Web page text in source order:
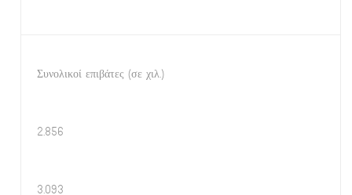
Συνολικοί επιβάτες (σε χιλ.)
2.856
3.093